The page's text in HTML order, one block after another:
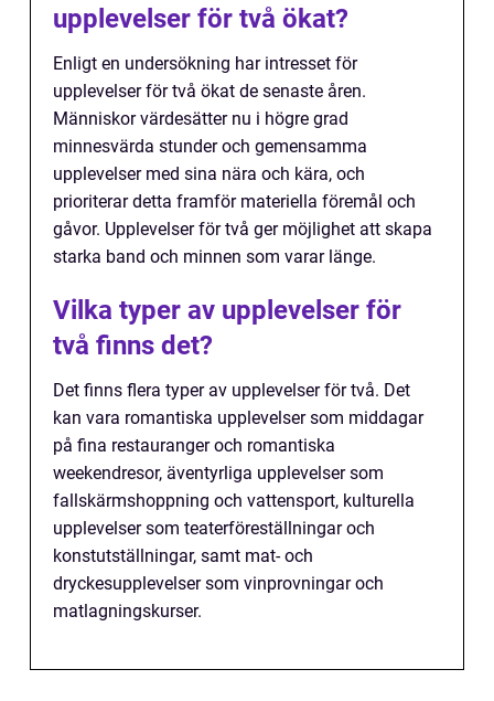
upplevelser för två ökat?
Enligt en undersökning har intresset för
upplevelser för två ökat de senaste åren.
Människor värdesätter nu i högre grad
minnesvärda stunder och gemensamma
upplevelser med sina nära och kära, och
prioriterar detta framför materiella föremål och
gåvor. Upplevelser för två ger möjlighet att skapa
starka band och minnen som varar länge.
Vilka typer av upplevelser för
två finns det?
Det finns flera typer av upplevelser för två. Det
kan vara romantiska upplevelser som middagar
på fina restauranger och romantiska
weekendresor, äventyrliga upplevelser som
fallskärmshoppning och vattensport, kulturella
upplevelser som teaterföreställningar och
konstutställningar, samt mat- och
dryckesupplevelser som vinprovningar och
matlagningskurser.